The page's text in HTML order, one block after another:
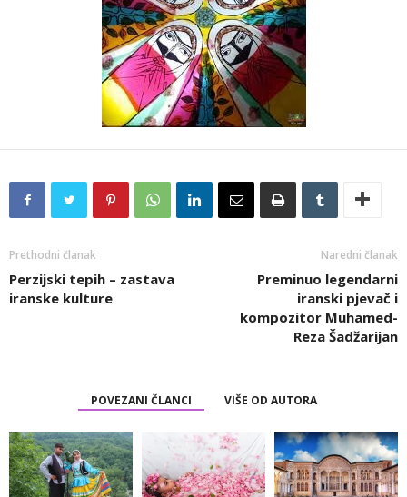
Prethodni članak
Perzijski tepih – zastava
iranske kulture
Naredni članak
Preminuo legendarni
iranski pjevač i
kompozitor Muhamed-
Reza Šadžarijan
POVEZANI ČLANCI VIŠE OD AUTORA